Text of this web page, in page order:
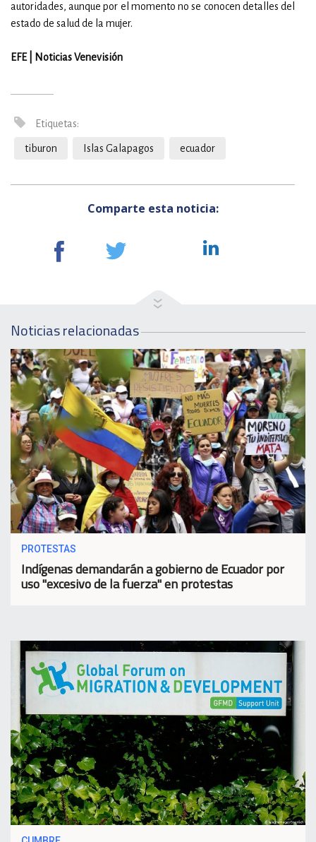
autoridades, aunque por el momento no se conocen detalles del
estado de salud de la mujer.
EFE | Noticias Venevisión
Etiquetas:
tiburon Islas Galapagos ecuador
Comparte esta noticia:
Noticias relacionadas
PROTESTAS
Indígenas demandarán a gobierno de Ecuador por
uso "excesivo de la fuerza" en protestas